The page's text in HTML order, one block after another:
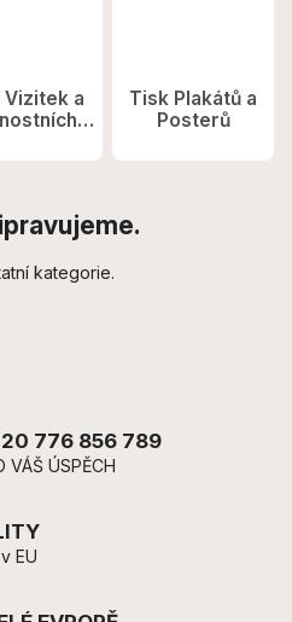
Vizitek a
Tisk Plakátů a
Posterů
kategorie.
776 856 789
VÁŠ ÚSPĚCH
EU